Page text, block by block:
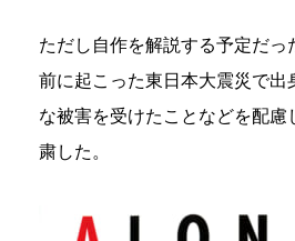
ただし自作を解説する予定だっ
前に起こった東日本大震災で出
な被害を受けたことなどを配慮
粛した。